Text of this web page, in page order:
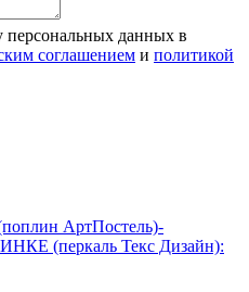
персональных данных в
соглашением и политикой
АртПостель)-
(перкаль Текс Дизайн):